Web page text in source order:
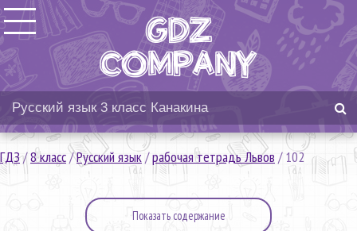
ГДЗ/8 класс/Русский язык/рабочая тетрадь Львов /102
Показать содержание